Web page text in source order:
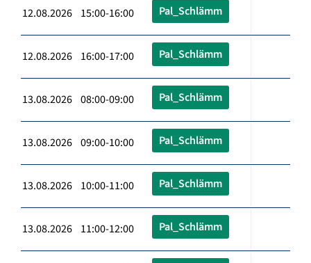
12.08.2026 15:00-16:00 Pal_Schlämm
12.08.2026 16:00-17:00 Pal_Schlämm
13.08.2026 08:00-09:00 Pal_Schlämm
13.08.2026 09:00-10:00 Pal_Schlämm
13.08.2026 10:00-11:00 Pal_Schlämm
13.08.2026 11:00-12:00 Pal_Schlämm